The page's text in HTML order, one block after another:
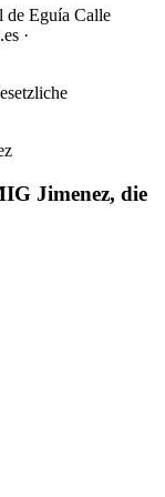
de Eguía Calle
·
Jimenez, die